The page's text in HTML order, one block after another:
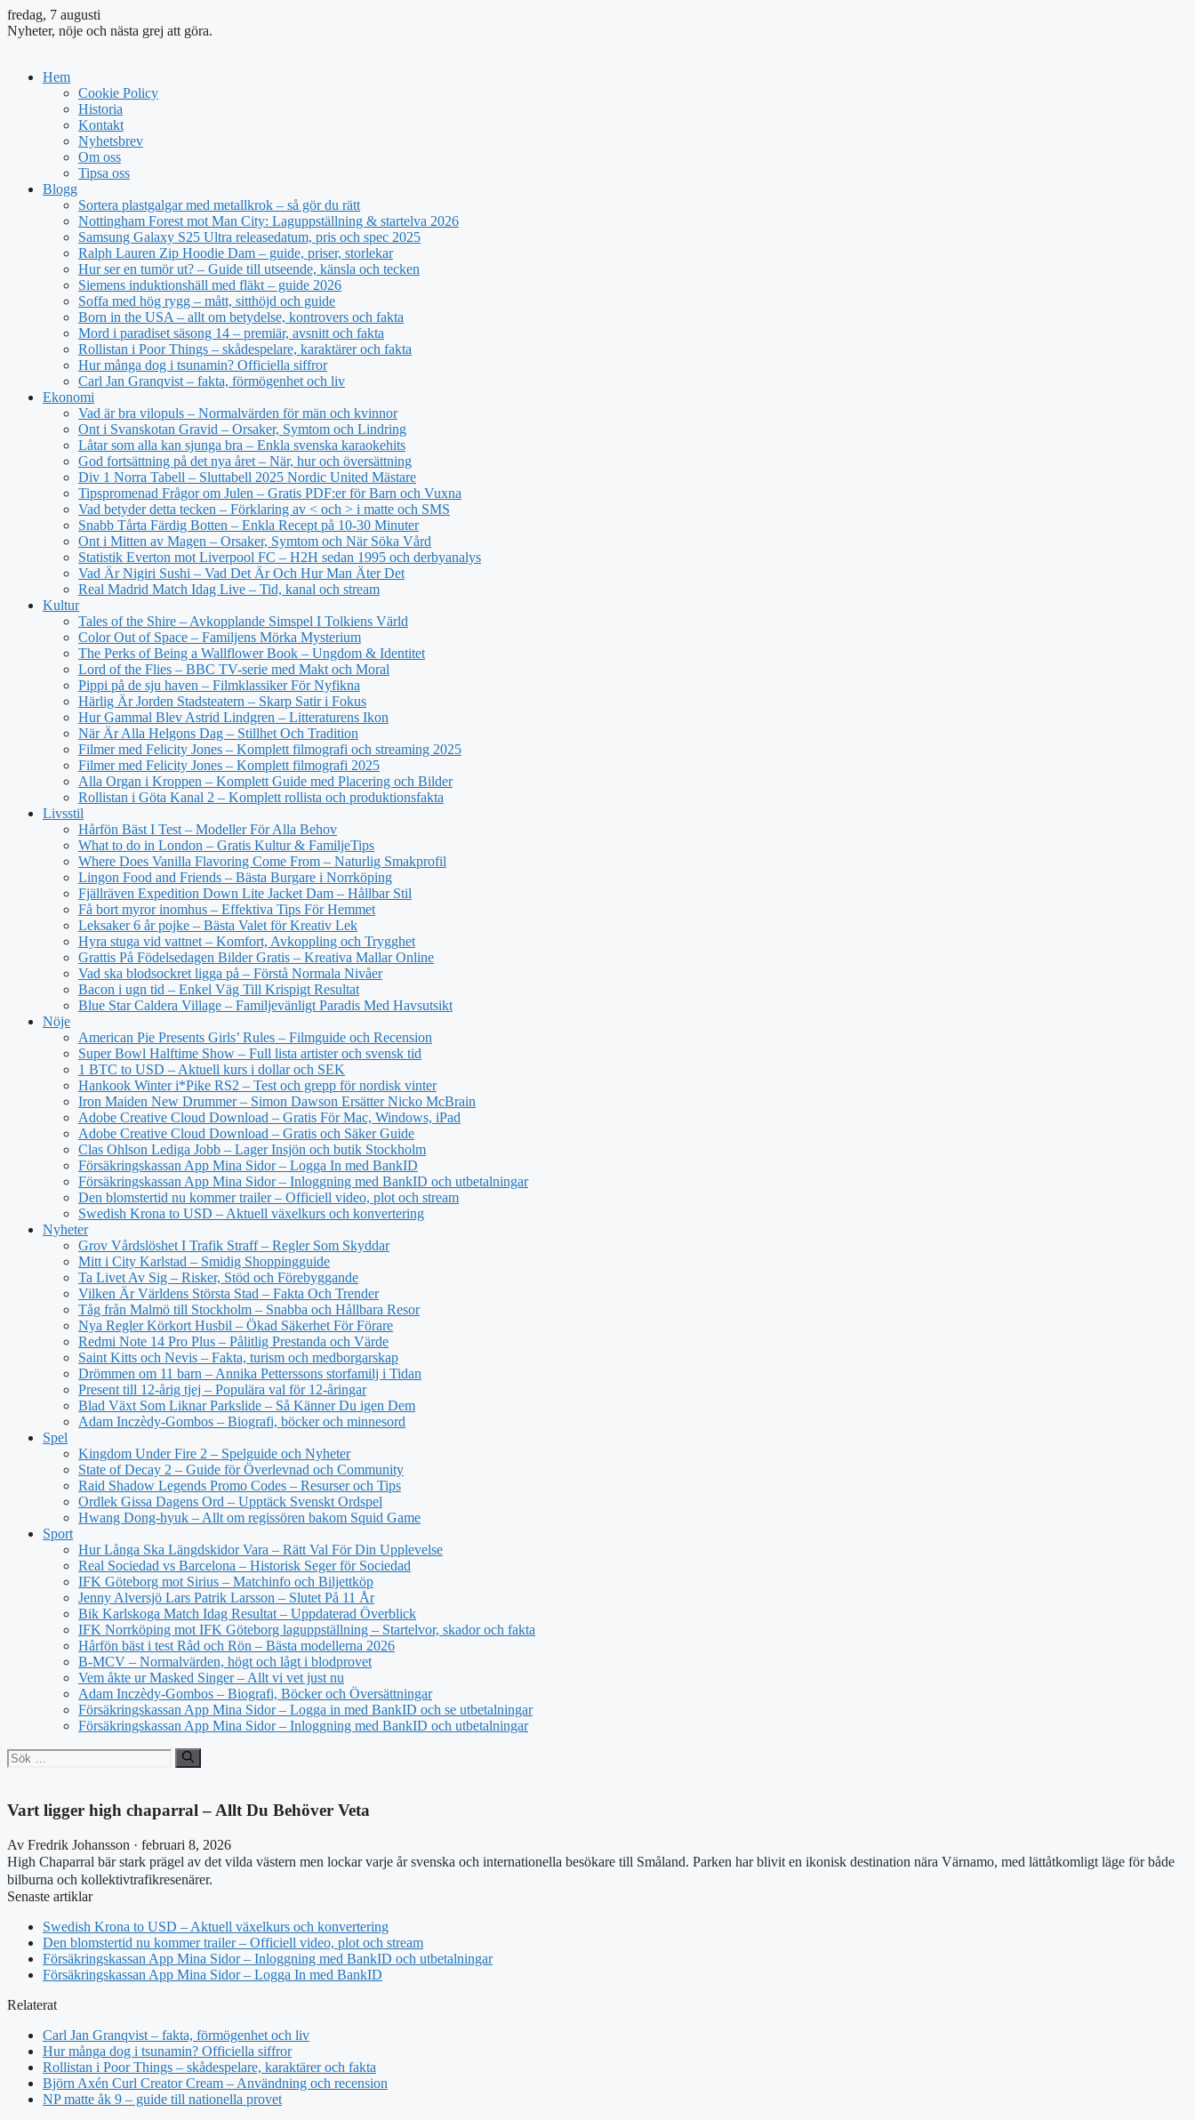
fredag, 7 augusti
Nyheter, nöje och nästa grej att göra.
Hem
Cookie Policy
Historia
Kontakt
Nyhetsbrev
Om oss
Tipsa oss
Blogg
Sortera plastgalgar med metallkrok – så gör du rätt
Nottingham Forest mot Man City: Laguppställning & startelva 2026
Samsung Galaxy S25 Ultra releasedatum, pris och spec 2025
Ralph Lauren Zip Hoodie Dam – guide, priser, storlekar
Hur ser en tumör ut? – Guide till utseende, känsla och tecken
Siemens induktionshäll med fläkt – guide 2026
Soffa med hög rygg – mått, sitthöjd och guide
Born in the USA – allt om betydelse, kontrovers och fakta
Mord i paradiset säsong 14 – premiär, avsnitt och fakta
Rollistan i Poor Things – skådespelare, karaktärer och fakta
Hur många dog i tsunamin? Officiella siffror
Carl Jan Granqvist – fakta, förmögenhet och liv
Ekonomi
Vad är bra vilopuls – Normalvärden för män och kvinnor
Ont i Svanskotan Gravid – Orsaker, Symtom och Lindring
Låtar som alla kan sjunga bra – Enkla svenska karaokehits
God fortsättning på det nya året – När, hur och översättning
Div 1 Norra Tabell – Sluttabell 2025 Nordic United Mästare
Tipspromenad Frågor om Julen – Gratis PDF:er för Barn och Vuxna
Vad betyder detta tecken – Förklaring av < och > i matte och SMS
Snabb Tårta Färdig Botten – Enkla Recept på 10-30 Minuter
Ont i Mitten av Magen – Orsaker, Symtom och När Söka Vård
Statistik Everton mot Liverpool FC – H2H sedan 1995 och derbyanalys
Vad Är Nigiri Sushi – Vad Det Är Och Hur Man Äter Det
Real Madrid Match Idag Live – Tid, kanal och stream
Kultur
Tales of the Shire – Avkopplande Simspel I Tolkiens Värld
Color Out of Space – Familjens Mörka Mysterium
The Perks of Being a Wallflower Book – Ungdom & Identitet
Lord of the Flies – BBC TV-serie med Makt och Moral
Pippi på de sju haven – Filmklassiker För Nyfikna
Härlig Är Jorden Stadsteatern – Skarp Satir i Fokus
Hur Gammal Blev Astrid Lindgren – Litteraturens Ikon
När Är Alla Helgons Dag – Stillhet Och Tradition
Filmer med Felicity Jones – Komplett filmografi och streaming 2025
Filmer med Felicity Jones – Komplett filmografi 2025
Alla Organ i Kroppen – Komplett Guide med Placering och Bilder
Rollistan i Göta Kanal 2 – Komplett rollista och produktionsfakta
Livsstil
Hårfön Bäst I Test – Modeller För Alla Behov
What to do in London – Gratis Kultur & FamiljeTips
Where Does Vanilla Flavoring Come From – Naturlig Smakprofil
Lingon Food and Friends – Bästa Burgare i Norrköping
Fjällräven Expedition Down Lite Jacket Dam – Hållbar Stil
Få bort myror inomhus – Effektiva Tips För Hemmet
Leksaker 6 år pojke – Bästa Valet för Kreativ Lek
Hyra stuga vid vattnet – Komfort, Avkoppling och Trygghet
Grattis På Födelsedagen Bilder Gratis – Kreativa Mallar Online
Vad ska blodsockret ligga på – Förstå Normala Nivåer
Bacon i ugn tid – Enkel Väg Till Krispigt Resultat
Blue Star Caldera Village – Familjevänligt Paradis Med Havsutsikt
Nöje
American Pie Presents Girls’ Rules – Filmguide och Recension
Super Bowl Halftime Show – Full lista artister och svensk tid
1 BTC to USD – Aktuell kurs i dollar och SEK
Hankook Winter i*Pike RS2 – Test och grepp för nordisk vinter
Iron Maiden New Drummer – Simon Dawson Ersätter Nicko McBrain
Adobe Creative Cloud Download – Gratis För Mac, Windows, iPad
Adobe Creative Cloud Download – Gratis och Säker Guide
Clas Ohlson Lediga Jobb – Lager Insjön och butik Stockholm
Försäkringskassan App Mina Sidor – Logga In med BankID
Försäkringskassan App Mina Sidor – Inloggning med BankID och utbetalningar
Den blomstertid nu kommer trailer – Officiell video, plot och stream
Swedish Krona to USD – Aktuell växelkurs och konvertering
Nyheter
Grov Vårdslöshet I Trafik Straff – Regler Som Skyddar
Mitt i City Karlstad – Smidig Shoppingguide
Ta Livet Av Sig – Risker, Stöd och Förebyggande
Vilken Är Världens Största Stad – Fakta Och Trender
Tåg från Malmö till Stockholm – Snabba och Hållbara Resor
Nya Regler Körkort Husbil – Ökad Säkerhet För Förare
Redmi Note 14 Pro Plus – Pålitlig Prestanda och Värde
Saint Kitts och Nevis – Fakta, turism och medborgarskap
Drömmen om 11 barn – Annika Petterssons storfamilj i Tidan
Present till 12-årig tjej – Populära val för 12-åringar
Blad Växt Som Liknar Parkslide – Så Känner Du igen Dem
Adam Inczèdy-Gombos – Biografi, böcker och minnesord
Spel
Kingdom Under Fire 2 – Spelguide och Nyheter
State of Decay 2 – Guide för Överlevnad och Community
Raid Shadow Legends Promo Codes – Resurser och Tips
Ordlek Gissa Dagens Ord – Upptäck Svenskt Ordspel
Hwang Dong-hyuk – Allt om regissören bakom Squid Game
Sport
Hur Långa Ska Längdskidor Vara – Rätt Val För Din Upplevelse
Real Sociedad vs Barcelona – Historisk Seger för Sociedad
IFK Göteborg mot Sirius – Matchinfo och Biljettköp
Jenny Alversjö Lars Patrik Larsson – Slutet På 11 År
Bik Karlskoga Match Idag Resultat – Uppdaterad Överblick
IFK Norrköping mot IFK Göteborg laguppställning – Startelvor, skador och fakta
Hårfön bäst i test Råd och Rön – Bästa modellerna 2026
B-MCV – Normalvärden, högt och lågt i blodprovet
Vem åkte ur Masked Singer – Allt vi vet just nu
Adam Inczèdy-Gombos – Biografi, Böcker och Översättningar
Försäkringskassan App Mina Sidor – Logga in med BankID och se utbetalningar
Försäkringskassan App Mina Sidor – Inloggning med BankID och utbetalningar
Sök
efter:
Vart ligger high chaparral – Allt Du Behöver Veta
Av Fredrik Johansson · februari 8, 2026
High Chaparral bär stark prägel av det vilda västern men lockar varje år svenska och internationella besökare till Småland. Parken har blivit en ikonisk destination nära Värnamo, med lättåtkomligt läge för både
bilburna och kollektivtrafikresenärer.
Senaste artiklar
Swedish Krona to USD – Aktuell växelkurs och konvertering
Den blomstertid nu kommer trailer – Officiell video, plot och stream
Försäkringskassan App Mina Sidor – Inloggning med BankID och utbetalningar
Försäkringskassan App Mina Sidor – Logga In med BankID
Relaterat
Carl Jan Granqvist – fakta, förmögenhet och liv
Hur många dog i tsunamin? Officiella siffror
Rollistan i Poor Things – skådespelare, karaktärer och fakta
Björn Axén Curl Creator Cream – Användning och recension
NP matte åk 9 – guide till nationella provet